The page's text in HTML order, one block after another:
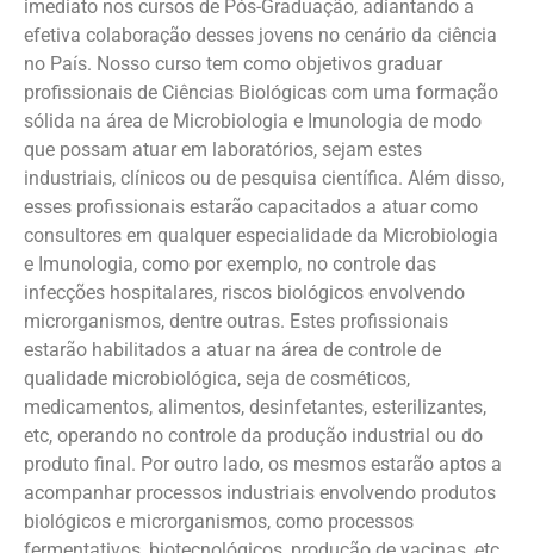
imediato nos cursos de Pós-Graduação, adiantando a
efetiva colaboração desses jovens no cenário da ciência
no País. Nosso curso tem como objetivos graduar
profissionais de Ciências Biológicas com uma formação
sólida na área de Microbiologia e Imunologia de modo
que possam atuar em laboratórios, sejam estes
industriais, clínicos ou de pesquisa científica. Além disso,
esses profissionais estarão capacitados a atuar como
consultores em qualquer especialidade da Microbiologia
e Imunologia, como por exemplo, no controle das
infecções hospitalares, riscos biológicos envolvendo
microrganismos, dentre outras. Estes profissionais
estarão habilitados a atuar na área de controle de
qualidade microbiológica, seja de cosméticos,
medicamentos, alimentos, desinfetantes, esterilizantes,
etc, operando no controle da produção industrial ou do
produto final. Por outro lado, os mesmos estarão aptos a
acompanhar processos industriais envolvendo produtos
biológicos e microrganismos, como processos